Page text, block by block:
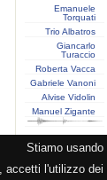
Stiamo
accetti l'utilizzo
Emanuele
Torquati
Trio Albatros
Giancarlo
Turaccio
Roberta Vacca
Gabriele Vanoni
Alvise Vidolin
Manuel Zigante